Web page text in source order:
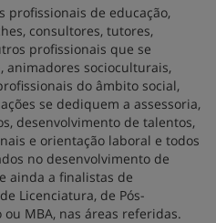
profissionais de educação,
consultores, tutores,
profissionais que se
animadores socioculturais,
do âmbito social,
se dediquem a assessoria,
desenvolvimento de talentos,
e orientação laboral e todos
no desenvolvimento de
ainda a finalistas de
Licenciatura, de Pós-
ou MBA, nas áreas referidas.